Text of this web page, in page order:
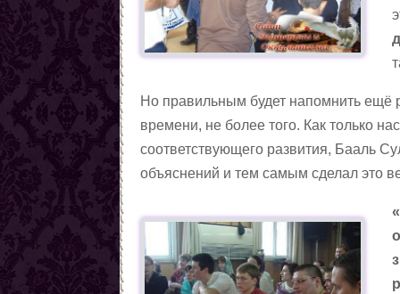
Но правильным будет напомнить ещё
времени, не более того. Как только
соответствующего развития, Бааль
объяснений и тем самым сделал это